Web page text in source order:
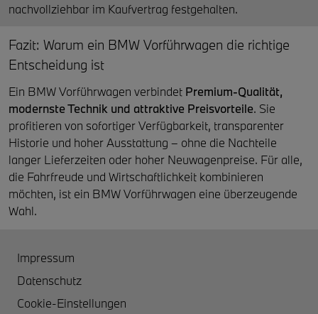
nachvollziehbar im Kaufvertrag festgehalten.
Fazit: Warum ein BMW Vorführwagen die richtige
Entscheidung ist
Ein BMW Vorführwagen verbindet Premium-Qualität,
modernste Technik und attraktive Preisvorteile. Sie
profitieren von sofortiger Verfügbarkeit, transparenter
Historie und hoher Ausstattung – ohne die Nachteile
langer Lieferzeiten oder hoher Neuwagenpreise. Für alle,
die Fahrfreude und Wirtschaftlichkeit kombinieren
möchten, ist ein BMW Vorführwagen eine überzeugende
Wahl.
Impressum
Datenschutz
Cookie-Einstellungen